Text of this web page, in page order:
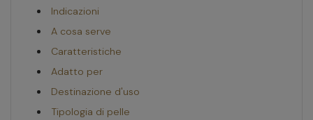
Indicazioni
A cosa serve
Caratteristiche
Adatto per
Destinazione d'uso
Tipologia di pelle